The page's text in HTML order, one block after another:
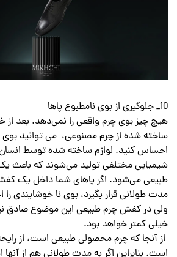
10_ جلوگیری از بوی نامطبوع پاها
هیچ چیز بوی چرم واقعی را نمی‌دهد. بعد از
ساخته شده از چرم مصنوعی، می توانید
احساس کنید. لوازم ساخته شده توسط انسان
شیمیایی مختلفی تولید می‌شوند که باعث
طبیعی می‌شود. اگر پاهای شما داخل یک
مدت طولانی قرار بگیرد، بوی نا خوشایندی
ولی در کفش چرم طبیعی این موضوع صادق
خیلی کمتر خواهد بود.
از آنجا که چرم محصولی طبیعی است، از
است. بنابراین اگر به مدت طولانی هم از آنها